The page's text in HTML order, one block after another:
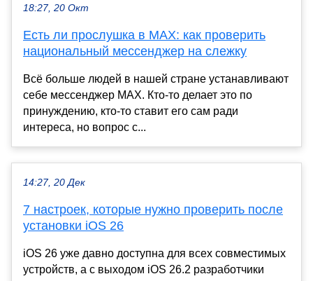
18:27, 20 Окт
Есть ли прослушка в MAX: как проверить
национальный мессенджер на слежку
Всё больше людей в нашей стране устанавливают
себе мессенджер MAX. Кто-то делает это по
принуждению, кто-то ставит его сам ради
интереса, но вопрос с...
14:27, 20 Дек
7 настроек, которые нужно проверить после
установки iOS 26
iOS 26 уже давно доступна для всех совместимых
устройств, а с выходом iOS 26.2 разработчики